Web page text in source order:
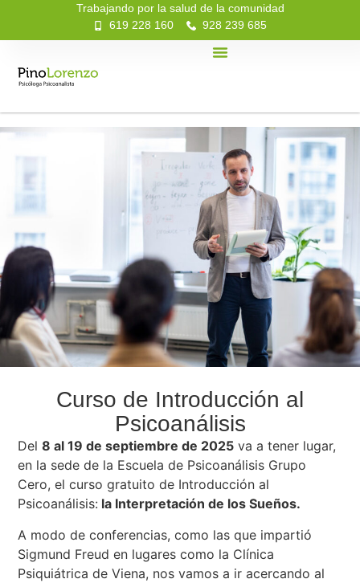
Trabajando por la salud de la comunidad
619 228 160
928 239 685
Curso de Introducción al
Psicoanálisis
Del8 al 19 de septiembre de 2025 va a tener lugar,
en la sede de la Escuela de Psicoanálisis Grupo
Cero, el curso gratuito de Introducción al
Psicoanálisis: la Interpretación de los Sueños.
A modo de conferencias, como las que impartió
Sigmund Freud en lugares como la Clínica
Psiquiátrica de Viena, nos vamos a ir acercando al